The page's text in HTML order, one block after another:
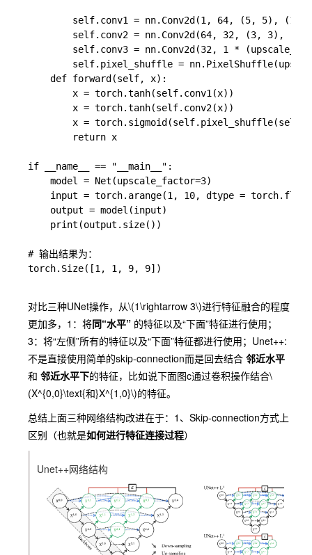
self.conv1 = nn.Conv2d(1, 64, (5, 5), (1,
self.conv2 = nn.Conv2d(64, 32, (3, 3), (1,
self.conv3 = nn.Conv2d(32, 1 * (upscale_factor ** 2), (3, 3),
self.pixel_shuffle = nn.PixelShuffle(upscale_factor)	# 通过 Pixel Shuffle 来将 [32, 9, H, W] 重
    def forward(self, x):
        x = torch.tanh(self.conv1(x))
        x = torch.tanh(self.conv2(x))
x =
        return x
if __name__ == "__main__":
    model = Net(upscale_factor=3)
input = torch.arange(1, 10, dtype =
    output = model(input)
    print(output.size())
# 输出结果为：
torch.Size([1, 1, 9, 9])
对比三种UNet操作，从\(1\rightarrow 3\)进行特征融合的程度
更加多，1：将同“水平” 的特征以及“下面”特征进行使用；
3：将“左侧”所有的特征以及“下面”特征都进行使用； Unet++:
不是直接使用简单的skip-connection而是回去结合 邻近水平
和 邻近水平下的特征，比如说下面图c通过卷积操作结合\
(X^{0,0}\text{和}X^{1,0}\)的特征。
总结上面三种网络结构改进在于：1、 Skip-connection方式上
区别（也就是如何进行特征连接过程）
Unet++网络结构